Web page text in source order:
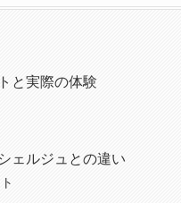
と実際の体験
ェルジュとの違い